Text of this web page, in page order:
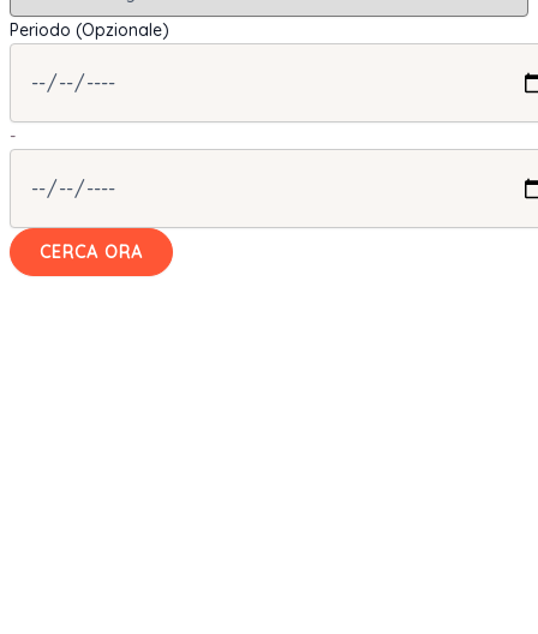
Periodo (Opzionale)
-
CERCA ORA